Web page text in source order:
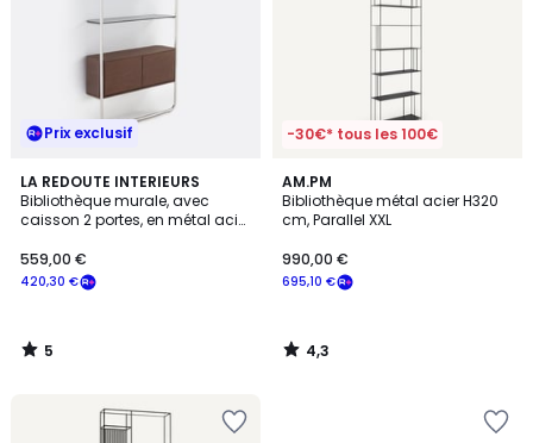
Prix exclusif
LA REDOUTE INTERIEURS
Bibliothèque murale, avec
caisson 2 portes, en métal acier
420,30 €
559,00 €
5
/
5
5
/
-30€* tous les 100€
AM.PM
Bibliothèque métal acier H320
cm, Parallel XXL
695,10 €
990,00 €
4,3
/ 5
4,3
/